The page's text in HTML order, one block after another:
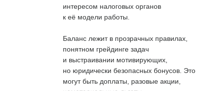
интересом налоговых органов
к её модели работы.
Баланс лежит в прозрачных правилах,
понятном грейдинге задач
и выстраивании мотивирующих,
но юридически безопасных бонусов. Это
могут быть доплаты, разовые акции,